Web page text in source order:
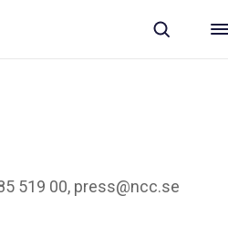
519 00, press@ncc.se